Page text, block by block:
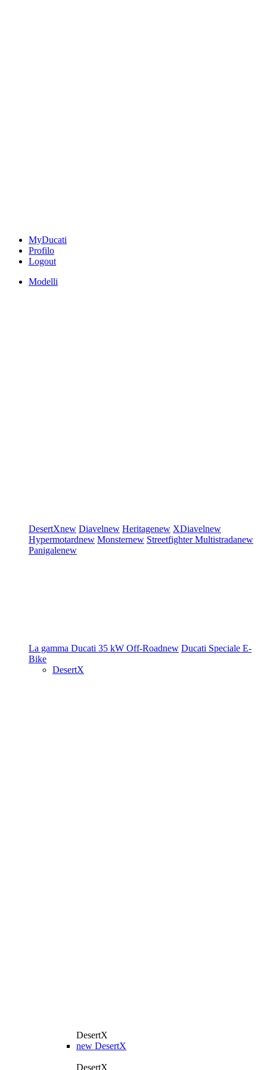
MyDucati
Profilo
Logout
Modelli
DesertXnew Diavelnew Heritagenew XDiavelnew
Hypermotardnew Monsternew StreetfighterMultistradanew
Panigalenew
La gamma Ducati 35 kW Off-Roadnew Ducati Speciale E-
Bike
DesertX
DesertX
new DesertX
DesertX